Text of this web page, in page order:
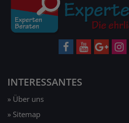
INTERESSANTES
» Über uns
» Sitemap